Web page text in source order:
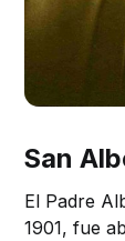
San
El Padre
1901, fue